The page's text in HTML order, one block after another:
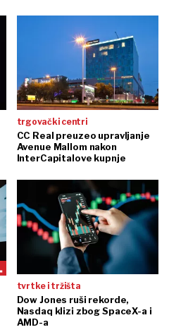
trgovački centri
CC Real preuzeo upravljanje
Avenue Mallom nakon
InterCapitalove kupnje
tvrtke i tržišta
Dow Jones ruši rekorde,
Nasdaq klizi zbog SpaceX-a i
AMD-a